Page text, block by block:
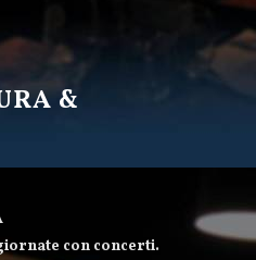
&
con concerti.